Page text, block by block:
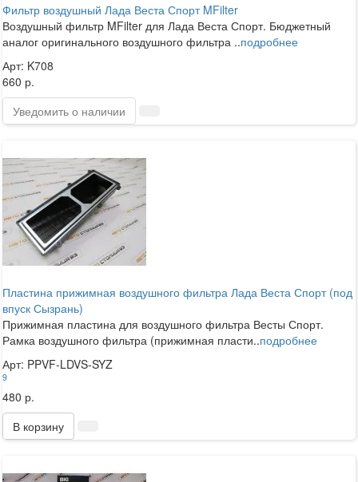
Фильтр воздушный Лада Веста Спорт MFilter
Воздушный фильтр MFilter для Лада Веста Спорт. Бюджетный
аналог оригинального воздушного фильтра ..подробнее
Арт: K708
660 р.
Уведомить о наличии
Пластина прижимная воздушного фильтра Лада Веста Спорт (под
впуск Сызрань)
Прижимная пластина для воздушного фильтра Весты Спорт.
Рамка воздушного фильтра (прижимная пласти..подробнее
Арт: PPVF-LDVS-SYZ
9
480 р.
В корзину